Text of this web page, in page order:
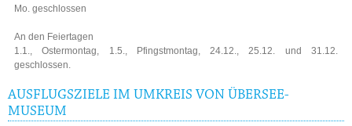
Mo. geschlossen
An den Feiertagen
1.1., Ostermontag, 1.5., Pfingstmontag, 24.12., 25.12. und 31.12.
geschlossen.
AUSFLUGSZIELE IM UMKREIS VON ÜBERSEE-
MUSEUM